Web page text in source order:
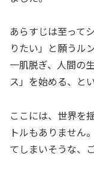
あらすじは至って
りたい」と願うル
一肌脱ぎ、人間の
ス」を始める、と
ここには、世界を
トルもありません
てしまいそうな、